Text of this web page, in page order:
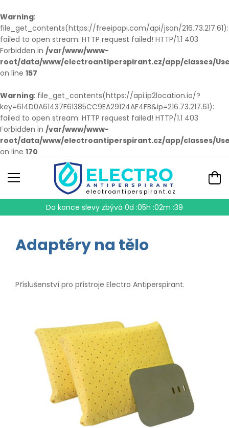
Warning:
file_get_contents(https://freeipapi.com/api/json/216.73.217.61):
failed to open stream: HTTP request failed! HTTP/1.1 403
Forbidden in /var/www/www-
root/data/www/electroantiperspirant.cz/app/classes/
on line 157
Warning: file_get_contents(https://api.ip2location.io/?
key=614D0A61437F61385CC9EA29124AF4FB&ip=216.73.217.61):
failed to open stream: HTTP request failed! HTTP/1.1 403
Forbidden in /var/www/www-
root/data/www/electroantiperspirant.cz/app/classes/
on line 170
electroantiperspirant.cz
Do konce slevy zbývá 0d :05h :02m :38
Adaptéry na tělo
Příslušenství pro přístroje Electro Antiperspirant.